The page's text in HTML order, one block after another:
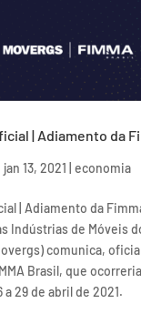
| Adiamento da
jan 13, 2021 economia
| Adiamento da
Indústrias de Móveis
comunica,
Brasil, que
a 29 de abril de 2021.